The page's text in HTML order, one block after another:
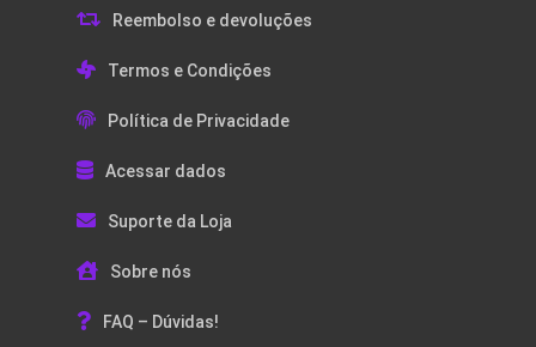
Reembolso e devoluções
Termos e Condições
Política de Privacidade
Acessar dados
Suporte da Loja
Sobre nós
FAQ – Dúvidas!